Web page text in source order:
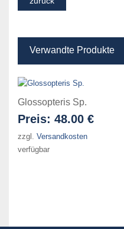
Verwandte Produkte
Glossopteris Sp.
Preis: 48.00 €
zzgl. Versandkosten
verfügbar